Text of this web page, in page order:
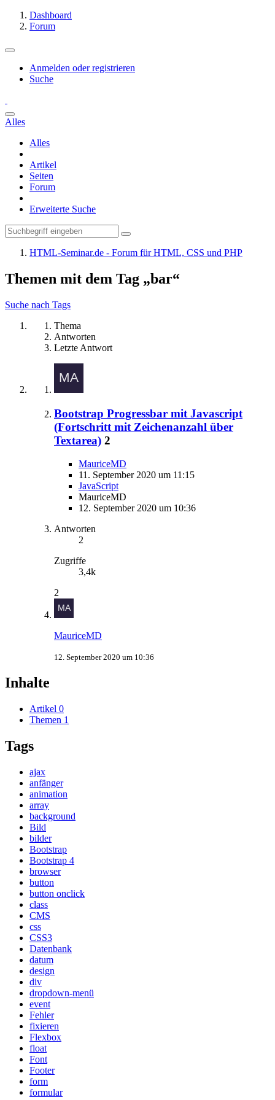
Dashboard
Forum
Anmelden oder registrieren
Suche
Alles
Alles
Artikel
Seiten
Forum
Erweiterte Suche
HTML-Seminar.de - Forum für HTML, CSS und PHP
Themen mit dem Tag „bar“
Suche nach Tags
Thema
Antworten
Letzte Antwort
Bootstrap Progressbar mit Javascript
(Fortschritt mit Zeichenanzahl über
Textarea) 2
MauriceMD
11. September 2020 um 11:15
JavaScript
MauriceMD
12. September 2020 um 10:36
Antworten
2
Zugriffe
3,4k
2
MauriceMD
12. September 2020 um 10:36
Inhalte
Artikel 0
Themen 1
Tags
ajax
anfänger
animation
array
background
Bild
bilder
Bootstrap
Bootstrap 4
browser
button
button onclick
class
CMS
css
CSS3
Datenbank
datum
design
div
dropdown-menü
event
Fehler
fixieren
Flexbox
float
Font
Footer
form
formular